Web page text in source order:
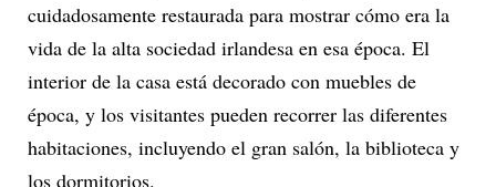
cuidadosamente restaurada para mostrar cómo era la
vida de la alta sociedad irlandesa en esa época. El
interior de la casa está decorado con muebles de
época, y los visitantes pueden recorrer las diferentes
habitaciones, incluyendo el gran salón, la biblioteca y
los dormitorios.